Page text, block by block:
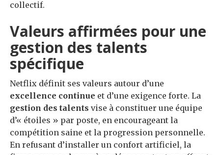
collectif.
Valeurs affirmées pour une
gestion des talents
spécifique
Netflix définit ses valeurs autour d’une
excellence continue et d’une exigence forte. La
gestion des talents vise à constituer une équipe
d’« étoiles » par poste, en encourageant la
compétition saine et la progression personnelle.
En refusant d’installer un confort artificiel, la